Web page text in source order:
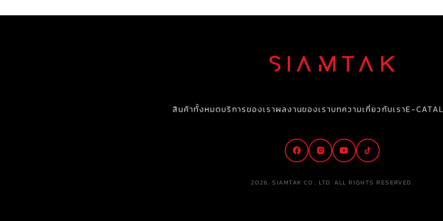
สินค้าทั้งหมดบริการของเราผลงานของเราบทความเกี่ยวกับเราE-
2026, SIAMTAK CO., LTD. ALL RIGHTS RESERVED.